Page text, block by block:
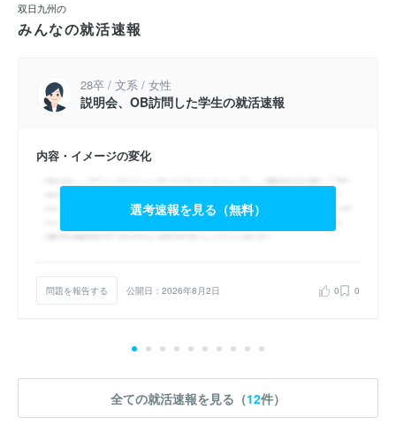
双日九州の
みんなの就活速報
28卒 / 文系 / 女性
説明会、OB訪問した学生の就活速報
内容・イメージの変化
選考速報を見る（無料）
問題を報告する 公開日：2026年8月2日 0 0
全ての就活速報を見る（12件）